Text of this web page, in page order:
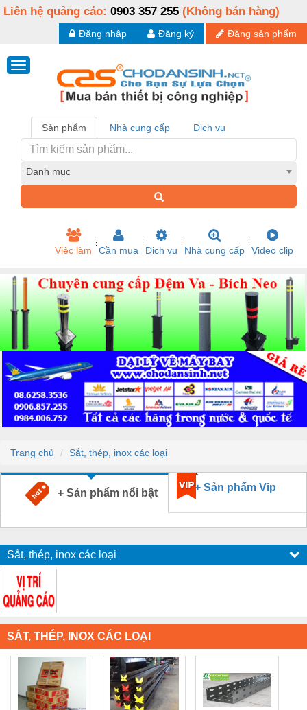
Liên hệ quảng cáo: 0903 357 255 (Không bán hàng)
Đăng sản phẩm
Đăng ký
Đăng nhập
Sản phẩm Nhà cung cấp Dịch vụ
Danh mục
Việc làm Cần mua Dịch vụ Nhà cung cấp Video clip
Trang chủ Sắt, thép, inox các loại
+ Sản phẩm nổi bật + Sản phẩm Vip
Sắt, thép, inox các loại
SẮT, THÉP, INOX CÁC LOẠI